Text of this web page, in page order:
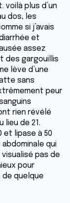
voilà plus d’un
dos, les
si j’avais
et
assez
des gargouillis
lève d’une
sans
peur
rien révélé
lieu de 21.
et lipase à 50
abdominale qui
pas de
pour
quelque